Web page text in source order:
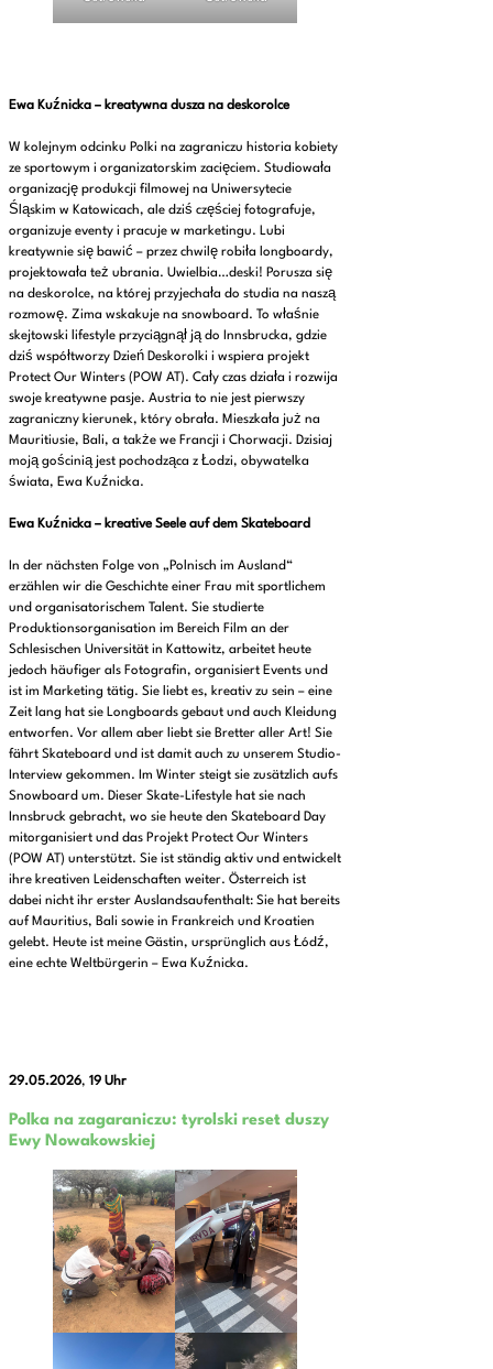
Ewa Kuźnicka – kreatywna dusza na deskorolce
W kolejnym odcinku Polki na zagraniczu historia kobiety
ze sportowym i organizatorskim zacięciem. Studiowała
organizację produkcji filmowej na Uniwersytecie
Śląskim w Katowicach, ale dziś częściej fotografuje,
organizuje eventy i pracuje w marketingu. Lubi
kreatywnie się bawić – przez chwilę robiła longboardy,
projektowała też ubrania. Uwielbia…deski! Porusza się
na deskorolce, na której przyjechała do studia na naszą
rozmowę. Zima wskakuje na snowboard. To właśnie
skejtowski lifestyle przyciągnął ją do Innsbrucka, gdzie
dziś współtworzy Dzień Deskorolki i wspiera projekt
Protect Our Winters (POW AT). Cały czas działa i rozwija
swoje kreatywne pasje. Austria to nie jest pierwszy
zagraniczny kierunek, który obrała. Mieszkała już na
Mauritiusie, Bali, a także we Francji i Chorwacji. Dzisiaj
moją gościnią jest pochodząca z Łodzi, obywatelka
świata, Ewa Kuźnicka.
Ewa Kuźnicka – kreative Seele auf dem Skateboard
In der nächsten Folge von „Polnisch im Ausland“
erzählen wir die Geschichte einer Frau mit sportlichem
und organisatorischem Talent. Sie studierte
Produktionsorganisation im Bereich Film an der
Schlesischen Universität in Kattowitz, arbeitet heute
jedoch häufiger als Fotografin, organisiert Events und
ist im Marketing tätig. Sie liebt es, kreativ zu sein – eine
Zeit lang hat sie Longboards gebaut und auch Kleidung
entworfen. Vor allem aber liebt sie Bretter aller Art! Sie
fährt Skateboard und ist damit auch zu unserem Studio-
Interview gekommen. Im Winter steigt sie zusätzlich aufs
Snowboard um. Dieser Skate-Lifestyle hat sie nach
Innsbruck gebracht, wo sie heute den Skateboard Day
mitorganisiert und das Projekt Protect Our Winters
(POW AT) unterstützt. Sie ist ständig aktiv und entwickelt
ihre kreativen Leidenschaften weiter. Österreich ist
dabei nicht ihr erster Auslandsaufenthalt: Sie hat bereits
auf Mauritius, Bali sowie in Frankreich und Kroatien
gelebt. Heute ist meine Gästin, ursprünglich aus Łódź,
eine echte Weltbürgerin – Ewa Kuźnicka.
29.05.2026, 19 Uhr
Polka na zagaraniczu: tyrolski reset duszy
Ewy Nowakowskiej